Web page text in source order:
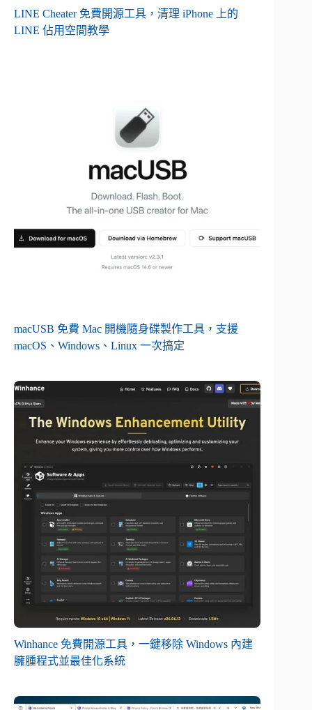
LINE Cheater 免費開源工具，清理 iPhone 上的
LINE 佔用空間教學
macUSB 免費 Mac 開機隨身碟製作工具，支援
macOS、Windows、Linux 一次搞定
Winhance 免費開源工具，一鍵移除 Windows 內建
臃腫程式並最佳化系統